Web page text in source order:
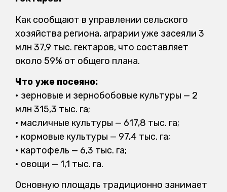
Как сообщают в управлении сельского
хозяйства региона, аграрии уже засеяли 3
млн 37,9 тыс. гектаров, что составляет
около 59% от общего плана.
Что уже посеяно:
• зерновые и зернобобовые культуры — 2
млн 315,3 тыс. га;
• масличные культуры — 617,8 тыс. га;
• кормовые культуры — 97,4 тыс. га;
• картофель — 6,3 тыс. га;
• овощи — 1,1 тыс. га.
Основную площадь традиционно занимает